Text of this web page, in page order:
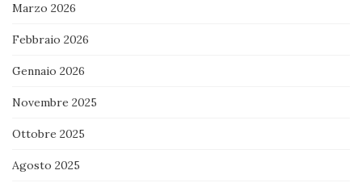
Marzo 2026
Febbraio 2026
Gennaio 2026
Novembre 2025
Ottobre 2025
Agosto 2025